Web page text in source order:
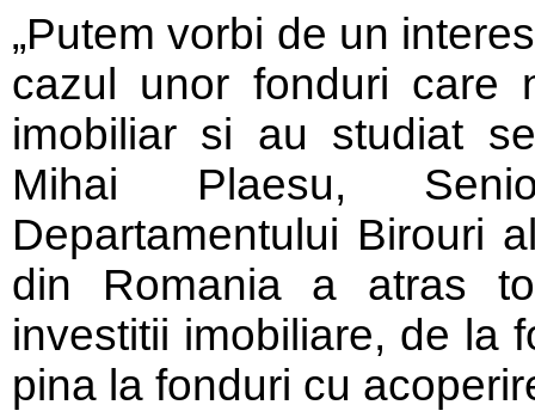
„Putem vorbi de un
cazul unor fonduri care
imobiliar si au studiat
Mihai Plaesu,
Departamentului Birouri
din Romania a atras
investitii imobiliare, de la
pina la fonduri cu